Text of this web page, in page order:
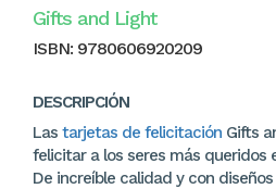
Gifts and Light
ISBN: 9780606920209
DESCRIPCIÓN
Las tarjetas de felicitación Gifts
felicitar a los seres más queridos
De increíble calidad y con